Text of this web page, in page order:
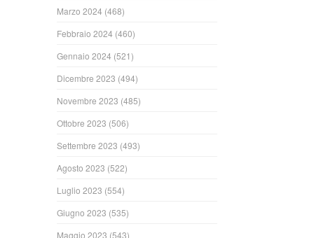
Marzo 2024 (468)
Febbraio 2024 (460)
Gennaio 2024 (521)
Dicembre 2023 (494)
Novembre 2023 (485)
Ottobre 2023 (506)
Settembre 2023 (493)
Agosto 2023 (522)
Luglio 2023 (554)
Giugno 2023 (535)
Maggio 2023 (543)